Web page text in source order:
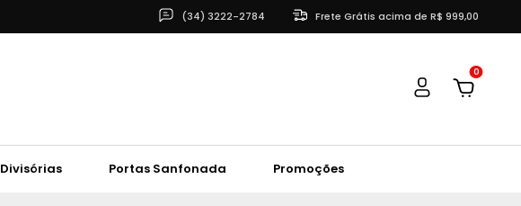
(34) 3222-2784 Frete Grátis acima de R$ 999,00
0
Divisórias Portas Sanfonada Promoções